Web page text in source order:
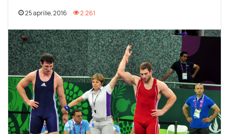
25 aprilie, 2016 2.261